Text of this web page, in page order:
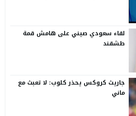
لقاء سعودي صيني على هامش قمة
طشقند
جاريث كروكس يحذر كلوب: لا تعبث مع
ماني